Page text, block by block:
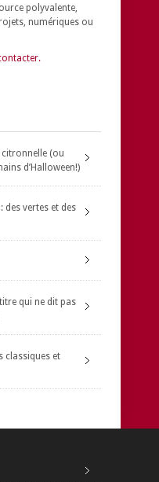
polyvalente,
numériques ou
(ou
d’Halloween!)
vertes et des
qui ne dit pas
classiques et